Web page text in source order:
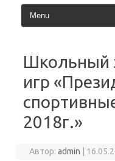
Школьный
игр
2018г.»
Автор:admin